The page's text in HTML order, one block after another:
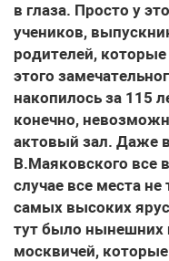
в глаза. Просто у
учеников,
родителей,
этого
накопилось за 115
конечно,
актовый зал. Даже
В.Маяковского все
случае все места не
самых высоких
тут было нынешних
москвичей,